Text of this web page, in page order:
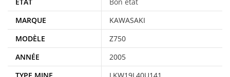
MARQUE
KAWASAKI
MODÈLE
Z750
ANNÉE
2005